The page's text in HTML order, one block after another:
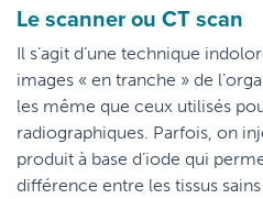
Le scanner ou CT scan
Il s’agit d’une technique
images « en tranche » de
les même que ceux utilisés
radiographiques. Parfois, on
produit à base d’iode qui
différence entre les tissus